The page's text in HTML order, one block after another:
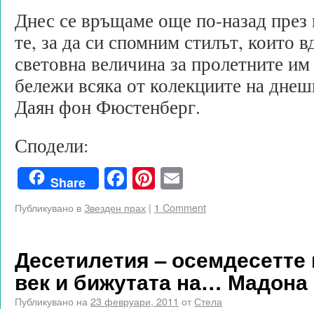
Днес се връщаме още по-назад през
те, за да си спомним стилът, които
световна величина за пролетните
бележи всяка от колекциите на
Даян фон Фюстенберг.
Сподели:
Share Facebook
Pinterest
Публикувано вЗвезден прах | 1 Comment
Десетилетия – осемдесетте
век и бижутата на… Мадона
Публикувано на 23 февруари, 2011 отСтела